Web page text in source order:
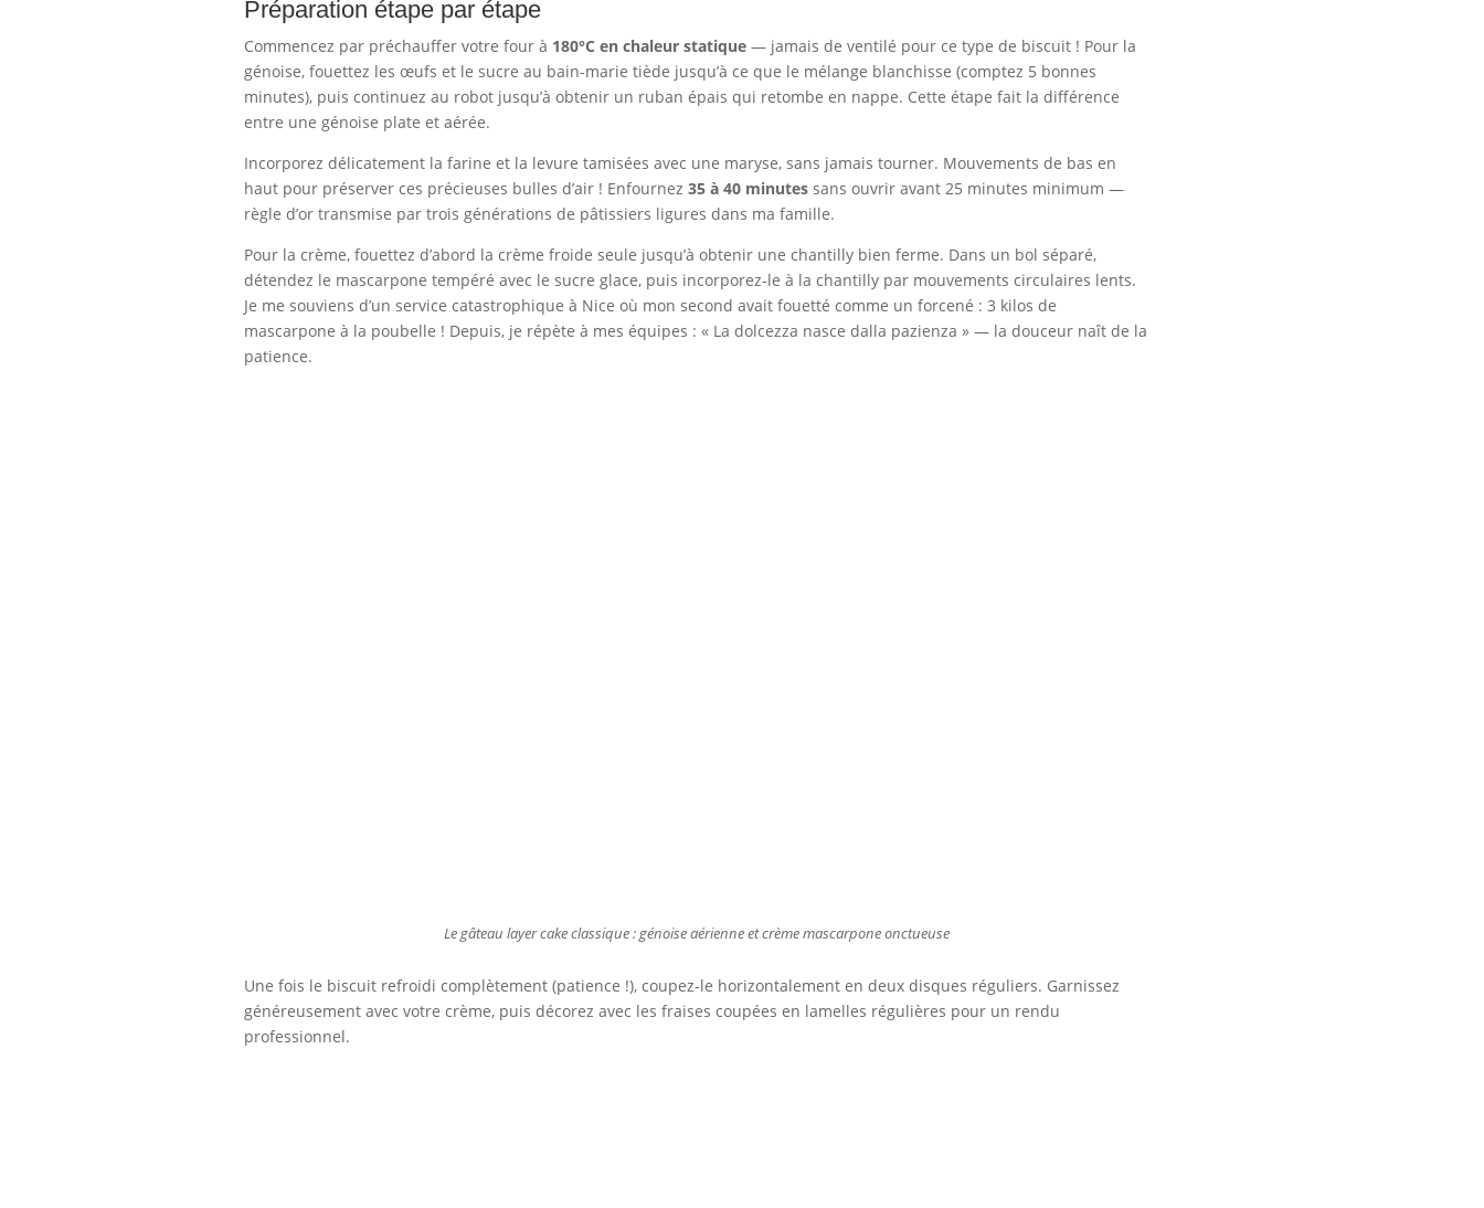
Préparation étape par étape
Commencez par préchauffer votre four à 180°C en chaleur statique — jamais de ventilé pour ce type de biscuit ! Pour la
génoise, fouettez les œufs et le sucre au bain-marie tiède jusqu’à ce que le mélange blanchisse (comptez 5 bonnes
minutes), puis continuez au robot jusqu’à obtenir un ruban épais qui retombe en nappe. Cette étape fait la différence
entre une génoise plate et aérée.
Incorporez délicatement la farine et la levure tamisées avec une maryse, sans jamais tourner. Mouvements de bas en
haut pour préserver ces précieuses bulles d’air ! Enfournez 35 à 40 minutes sans ouvrir avant 25 minutes minimum —
règle d’or transmise par trois générations de pâtissiers ligures dans ma famille.
Pour la crème, fouettez d’abord la crème froide seule jusqu’à obtenir une chantilly bien ferme. Dans un bol séparé,
détendez le mascarpone tempéré avec le sucre glace, puis incorporez-le à la chantilly par mouvements circulaires lents.
Je me souviens d’un service catastrophique à Nice où mon second avait fouetté comme un forcené : 3 kilos de
mascarpone à la poubelle ! Depuis, je répète à mes équipes : « La dolcezza nasce dalla pazienza » — la douceur naît de la
patience.
Le gâteau layer cake classique : génoise aérienne et crème mascarpone onctueuse
Une fois le biscuit refroidi complètement (patience !), coupez-le horizontalement en deux disques réguliers. Garnissez
généreusement avec votre crème, puis décorez avec les fraises coupées en lamelles régulières pour un rendu
professionnel.